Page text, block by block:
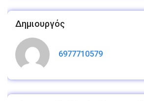
Δημιουργός
6977710579